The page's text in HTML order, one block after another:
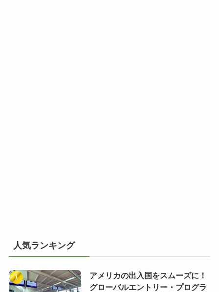
人気ランキング
アメリカの出入国をスムーズに！
グローバルエントリー・プログラ